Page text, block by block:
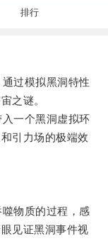
排行
过模拟黑洞特性
之谜。
一个黑洞虚拟环
引力场的极端效
物质的过程，感
见证黑洞事件视